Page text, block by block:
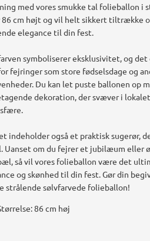
med vores smukke tal folieballon i
86 cm højt og vil helt sikkert tiltrække
elegance til din fest.
symboliserer eksklusivitet, og
fejringer som store fødselsdage og
Du kan let puste ballonen op
dekoration, der svæver i
indeholder også et praktisk sugerør,
Uanset om du fejrer et jubilæum eller
så vil vores folieballon være det
og skønhed til din fest. Gør din
strålende sølvfarvede folieballon!
86 cm høj